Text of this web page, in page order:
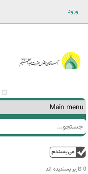
ورود
فرم
جستجو
جستجو
0 کاربر پسندیده اند.‎